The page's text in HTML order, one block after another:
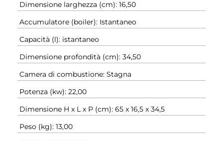
Dimensione larghezza (cm): 16,50
Accumulatore (boiler): Istantaneo
Capacità (l): istantaneo
Dimensione profondità (cm): 34,50
Camera di combustione: Stagna
Potenza (kw): 22,00
Dimensione H x L x P (cm): 65 x 16,5 x 34,5
Peso (kg): 13,00